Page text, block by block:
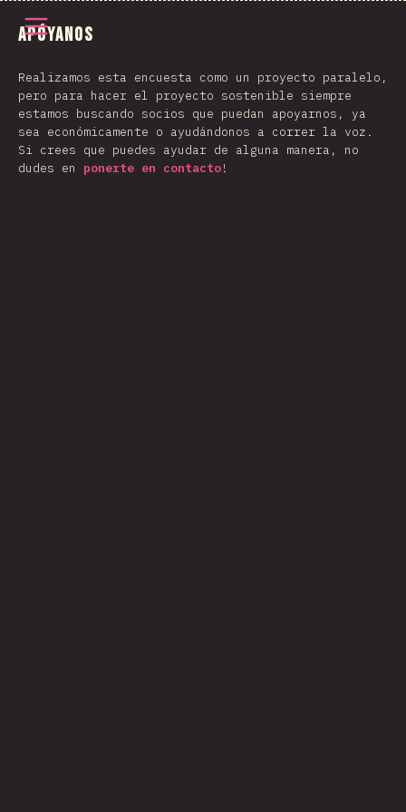
Abrir el menú
Apóyanos
Realizamos esta encuesta como un proyecto paralelo,
pero para hacer el proyecto sostenible siempre
estamos buscando socios que puedan apoyarnos, ya
sea económicamente o ayudándonos a correr la voz.
Si crees que puedes ayudar de alguna manera, no
dudes en ponerte en contacto!